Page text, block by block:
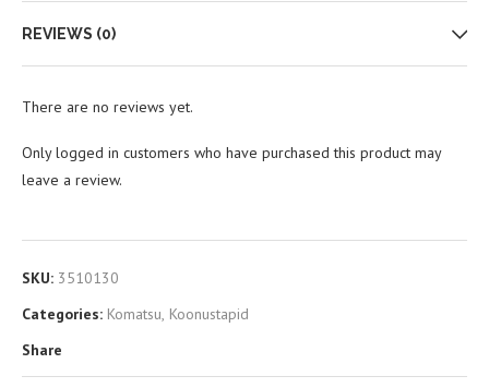
REVIEWS (0)
There are no reviews yet.
Only logged in customers who have purchased this product may
leave a review.
SKU: 3510130
Categories: Komatsu, Koonustapid
Share